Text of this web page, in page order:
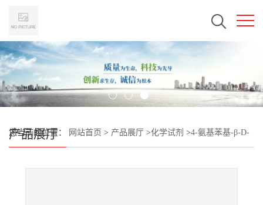
产品展厅
您当前的位置： 网站首页 > 产品展厅 >化学试剂 >4-氨基苯基-β-D-